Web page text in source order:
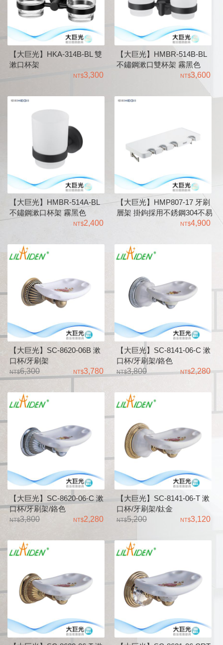
【大巨光】HKA-314B-BL 雙
漱口杯架
3,300
【大巨光】HMBR-514B-BL
不鏽鋼漱口雙杯架 霧黑色
3,600
【大巨光】HMBR-514A-BL
不鏽鋼漱口杯架 霧黑色
2,400
【大巨光】HMP807-17 牙刷
層架 掛鉤採用不銹鋼304不易
4,900
【大巨光】SC-8620-06B 漱
口杯/牙刷架
6,300
3,780
【大巨光】SC-8141-06-C 漱
口杯/牙刷架/鉻色
3,800
2,280
【大巨光】SC-8620-06-C 漱
口杯/牙刷架/鉻色
3,800
2,280
【大巨光】SC-8141-06-T 漱
口杯/牙刷架/鈦金
5,200
3,120